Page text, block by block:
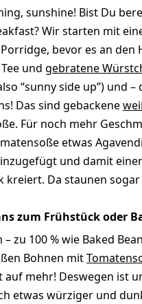
sunshine! Bist Du
Wir starten mit
bevor es an den
und gebratene
“sunny side up”) und –
Das sind gebackene
Für noch mehr
etwas
und damit
kreiert. Da staunen
zum Frühstück oder
zu 100 % wie Baked
Bohnen mit
auf mehr! Deswegen ist
etwas würziger und